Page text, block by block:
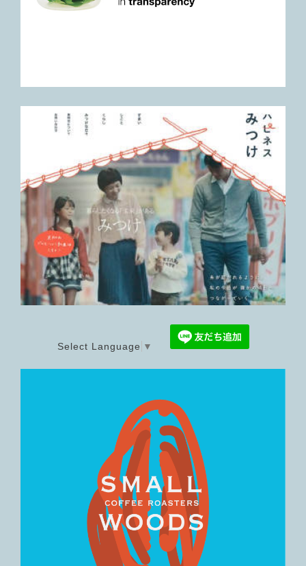
Select Language ▼